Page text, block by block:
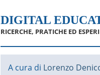
DIGITAL
RICERCHE, PRATICHE ED
A cura di Lorenzo